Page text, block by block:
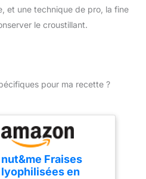
et une technique de pro, la fine
le croustillant.
pour ma recette ?
nut&me Fraises
lyophilisées en